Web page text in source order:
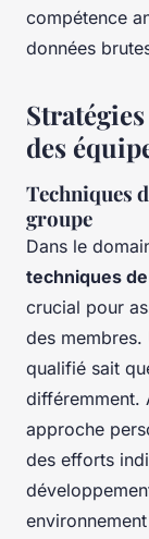
compétence
données
des
Techniques
groupe
Dans le
techniques
crucial pour
des
qualifié sait
différemment.
approche
des efforts